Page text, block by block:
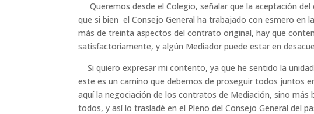
Queremos desde el Colegio, señalar que la aceptación
que si bien el Consejo General ha trabajado con esmero
más de treinta aspectos del contrato original, hay que
satisfactoriamente, y algún Mediador puede estar en
Si quiero expresar mi contento, ya que he sentido la
este es un camino que debemos de proseguir todos juntos
aquí la negociación de los contratos de Mediación, sino más
todos, y así lo trasladé en el Pleno del Consejo General del